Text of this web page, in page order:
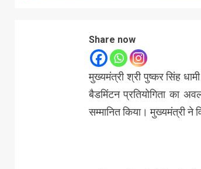
Share now
मुख्यमंत्री श्री पुष्कर सिंह
बैडमिंटन प्रतियोगिता का
सम्मानित किया। मुख्यमंत्री ने